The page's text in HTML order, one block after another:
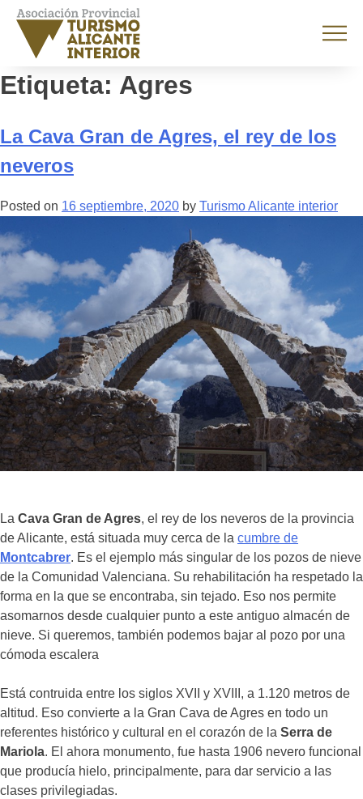
Etiqueta: Agres
La Cava Gran de Agres, el rey de los
neveros
Posted on 16 septiembre, 2020 by Turismo Alicante interior
La Cava Gran de Agres, el rey de los neveros de la provincia
de Alicante, está situada muy cerca de la cumbre de
Montcabrer. Es el ejemplo más singular de los pozos de nieve
de la Comunidad Valenciana. Su rehabilitación ha respetado la
forma en la que se encontraba, sin tejado. Eso nos permite
asomarnos desde cualquier punto a este antiguo almacén de
nieve. Si queremos, también podemos bajar al pozo por una
cómoda escalera
Está contruida entre los siglos XVII y XVIII, a 1.120 metros de
altitud. Eso convierte a la Gran Cava de Agres en todo un
referentes histórico y cultural en el corazón de la Serra de
Mariola. El ahora monumento, fue hasta 1906 nevero funcional
que producía hielo, principalmente, para dar servicio a las
clases privilegiadas.